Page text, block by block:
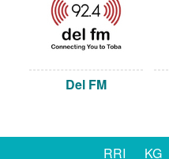
Del FM
RRI KG